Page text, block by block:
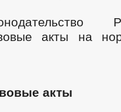
акты на
акты